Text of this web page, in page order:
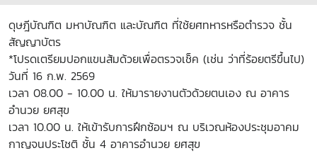
ดุษฎีบัณฑิต มหาบัณฑิต และบัณฑิต ที่ใช้ยศทหารหรือตำรวจ ชั้น
สัญญาบัตร
*โปรดเตรียมปอกแขนส้มด้วยเพื่อตรวจเช็ค (เช่น ว่าที่ร้อยตรีขึ้นไป)
วันที่ 16 ก.พ. 2569
เวลา 08.00 - 10.00 น. ให้มารายงานตัวด้วยตนเอง ณ อาคาร
อำนวย ยศสุข
เวลา 10.00 น. ให้เข้ารับการฝึกซ้อมฯ ณ บริเวณห้องประชุมอาคม
กาญจนประโชติ ชั้น 4 อาคารอำนวย ยศสุข